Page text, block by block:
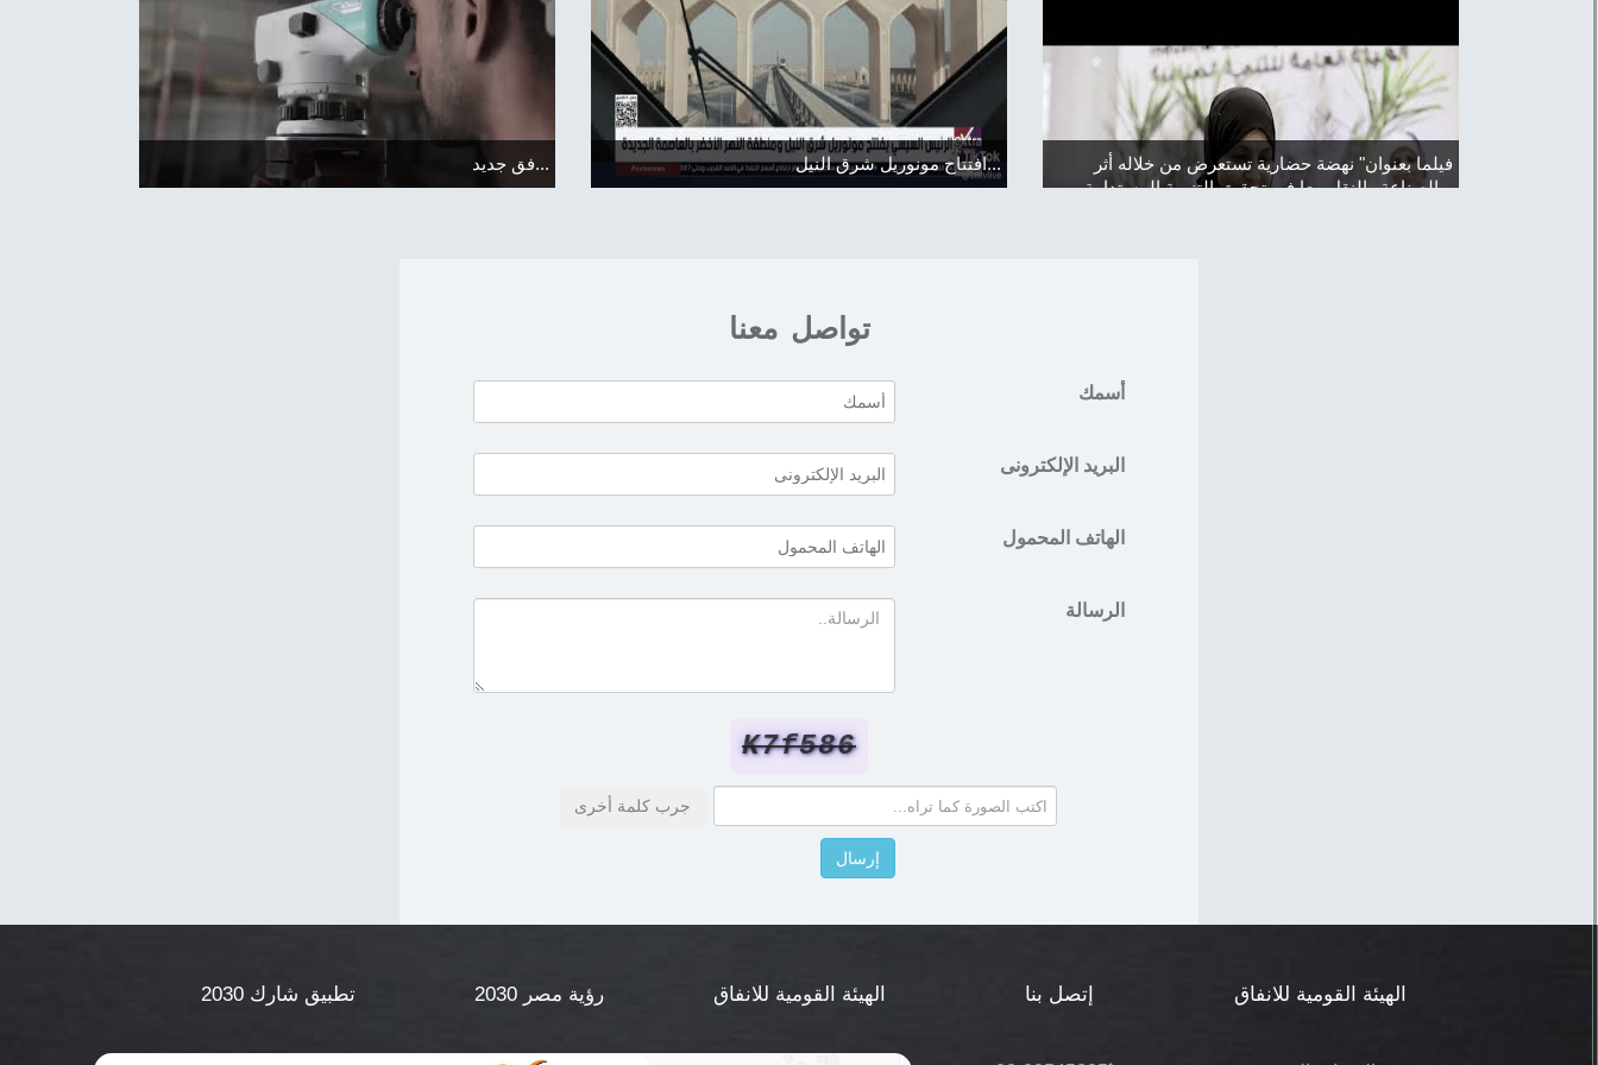
افتتاح مونوريل شرق النيل...
فيلما بعنوان" نهضة حضارية تستعرض من خلاله أثر
الصناعة والنقل معا في تحقيق التنمية المستدامة...
تقرير قناة extra live عن معرض ومؤتمر النقل الذكي
تواصل معنا
أسمك
البريد الإلكترونى
الهاتف المحمول
الرسالة
K7f586
الهيئة القومية للانفاق إتصل بنا الهيئة القومية للانفاق رؤية مصر 2030 تطبيق شارك 2030